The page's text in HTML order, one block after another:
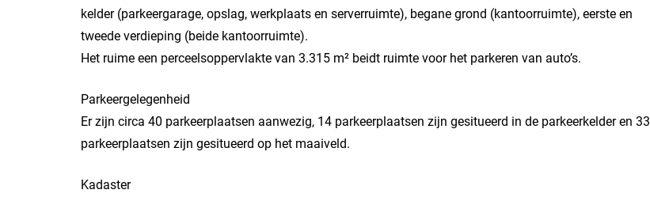
kelder (parkeergarage, opslag, werkplaats en serverruimte), begane grond (kantoorruimte), eerste en
tweede verdieping (beide kantoorruimte).
Het ruime een perceelsoppervlakte van 3.315 m² beidt ruimte voor het parkeren van auto’s.
Parkeergelegenheid
Er zijn circa 40 parkeerplaatsen aanwezig, 14 parkeerplaatsen zijn gesitueerd in de parkeerkelder en 33
parkeerplaatsen zijn gesitueerd op het maaiveld.
Kadaster